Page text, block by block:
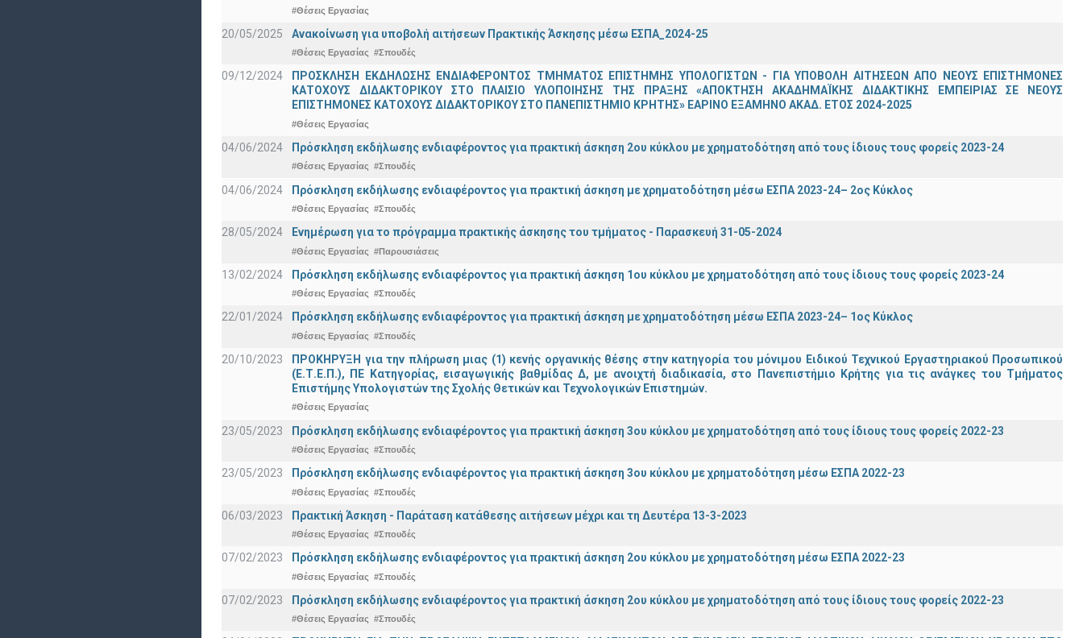
#Θέσεις Εργασίας
20/05/2025 Ανακοίνωση για υποβολή αιτήσεων Πρακτικής Άσκησης μέσω ΕΣΠΑ_2024-25
#Θέσεις Εργασίας #Σπουδές
09/12/2024
ΠΡΟΣΚΛΗΣΗ ΕΚΔΗΛΩΣΗΣ ΕΝΔΙΑΦΕΡΟΝΤΟΣ ΤΜΗΜΑΤΟΣ ΕΠΙΣΤΗΜΗΣ ΥΠΟΛΟΓΙΣΤΩΝ - ΓΙΑ ΥΠΟΒΟΛΗ ΑΙΤΗΣΕΩΝ ΑΠΟ ΝΕΟΥΣ ΕΠΙΣΤΗΜΟΝΕΣ
ΚΑΤΟΧΟΥΣ ΔΙΔΑΚΤΟΡΙΚΟΥ ΣΤΟ ΠΛΑΙΣΙΟ ΥΛΟΠΟΙΗΣΗΣ ΤΗΣ ΠΡΑΞΗΣ «ΑΠΟΚΤΗΣΗ ΑΚΑΔΗΜΑΪΚΗΣ ΔΙΔΑΚΤΙΚΗΣ ΕΜΠΕΙΡΙΑΣ ΣΕ ΝΕΟΥΣ
ΕΠΙΣΤΗΜΟΝΕΣ ΚΑΤΟΧΟΥΣ ΔΙΔΑΚΤΟΡΙΚΟΥ ΣΤΟ ΠΑΝΕΠΙΣΤΗΜΙΟ ΚΡΗΤΗΣ» ΕΑΡΙΝΟ ΕΞΑΜΗΝΟ ΑΚΑΔ. ΕΤΟΣ 2024-2025
#Θέσεις Εργασίας
04/06/2024 Πρόσκληση εκδήλωσης ενδιαφέροντος για πρακτική άσκηση 2ου κύκλου με χρηματοδότηση από τους ίδιους τους φορείς 2023-24
#Θέσεις Εργασίας #Σπουδές
04/06/2024 Πρόσκληση εκδήλωσης ενδιαφέροντος για πρακτική άσκηση με χρηματοδότηση μέσω ΕΣΠΑ 2023-24– 2ος Κύκλος
#Θέσεις Εργασίας #Σπουδές
28/05/2024 Ενημέρωση για το πρόγραμμα πρακτικής άσκησης του τμήματος - Παρασκευή 31-05-2024
#Θέσεις Εργασίας #Παρουσιάσεις
13/02/2024 Πρόσκληση εκδήλωσης ενδιαφέροντος για πρακτική άσκηση 1ου κύκλου με χρηματοδότηση από τους ίδιους τους φορείς 2023-24
#Θέσεις Εργασίας #Σπουδές
22/01/2024 Πρόσκληση εκδήλωσης ενδιαφέροντος για πρακτική άσκηση με χρηματοδότηση μέσω ΕΣΠΑ 2023-24– 1ος Κύκλος
#Θέσεις Εργασίας #Σπουδές
20/10/2023
ΠΡΟΚΗΡΥΞΗ για την πλήρωση μιας (1) κενής οργανικής θέσης στην κατηγορία του μόνιμου Ειδικού Τεχνικού Εργαστηριακού Προσωπικού
(Ε.Τ.Ε.Π.), ΠΕ Κατηγορίας, εισαγωγικής βαθμίδας Δ, με ανοιχτή διαδικασία, στο Πανεπιστήμιο Κρήτης για τις ανάγκες του Τμήματος
Επιστήμης Υπολογιστών της Σχολής Θετικών και Τεχνολογικών Επιστημών.
#Θέσεις Εργασίας
23/05/2023 Πρόσκληση εκδήλωσης ενδιαφέροντος για πρακτική άσκηση 3ου κύκλου με χρηματοδότηση από τους ίδιους τους φορείς 2022-23
#Θέσεις Εργασίας #Σπουδές
23/05/2023 Πρόσκληση εκδήλωσης ενδιαφέροντος για πρακτική άσκηση 3ου κύκλου με χρηματοδότηση μέσω ΕΣΠΑ 2022-23
#Θέσεις Εργασίας #Σπουδές
06/03/2023 Πρακτική Άσκηση - Παράταση κατάθεσης αιτήσεων μέχρι και τη Δευτέρα 13-3-2023
#Θέσεις Εργασίας #Σπουδές
07/02/2023 Πρόσκληση εκδήλωσης ενδιαφέροντος για πρακτική άσκηση 2ου κύκλου με χρηματοδότηση μέσω ΕΣΠΑ 2022-23
#Θέσεις Εργασίας #Σπουδές
07/02/2023 Πρόσκληση εκδήλωσης ενδιαφέροντος για πρακτική άσκηση 2ου κύκλου με χρηματοδότηση από τους ίδιους τους φορείς 2022-23
#Θέσεις Εργασίας #Σπουδές